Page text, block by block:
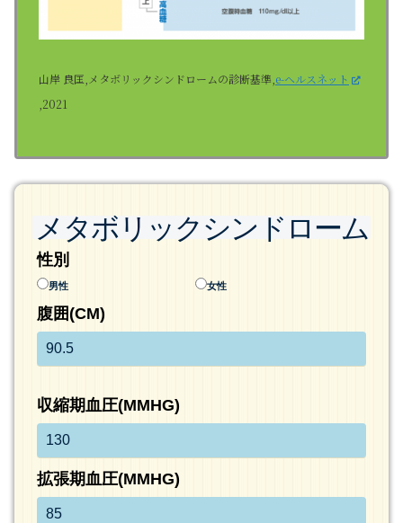
山岸 良匡 ,メタボリックシンドロームの診断基準, e-ヘルスネット
,2021
メタボリックシンドローム
性別
男性 女性
腹囲(CM)
収縮期血圧(MMHG)
拡張期血圧(MMHG)